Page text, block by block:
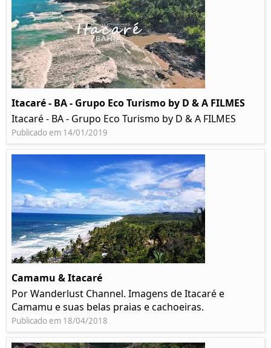
Itacaré - BA - Grupo Eco Turismo by D & A FILMES
Itacaré - BA - Grupo Eco Turismo by D & A FILMES
Publicado em 14/01/2019
Camamu & Itacaré
Por Wanderlust Channel. Imagens de Itacaré e
Camamu e suas belas praias e cachoeiras.
Publicado em 18/04/2018